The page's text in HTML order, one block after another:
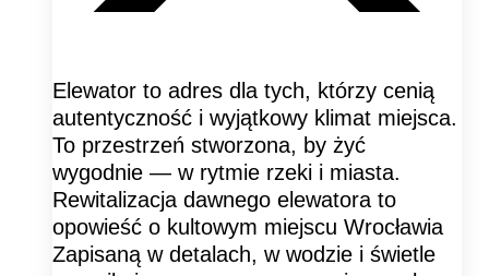
Elewator to adres dla tych, którzy cenią
autentyczność i wyjątkowy klimat miejsca.
To przestrzeń stworzona, by żyć
wygodnie — w rytmie rzeki i miasta.
Rewitalizacja dawnego elewatora to
opowieść o kultowym miejscu Wrocławia
Zapisaną w detalach, w wodzie i świetle